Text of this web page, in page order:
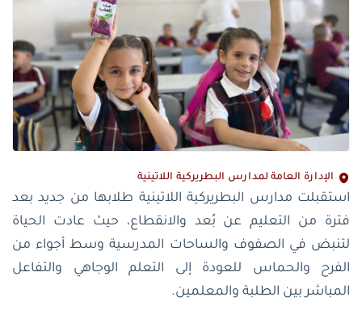
الإدارة العامة لمدارس البطريركية اللاتينية
استقبلت مدارس البطريركية اللاتينية طلابها من جديد بعد
فترة من التعليم عن بُعد والانقطاع، حيث عادت الحياة
لتنبض في الصفوف والساحات المدرسية وسط أجواء من
الفرح والحماس للعودة إلى التعلم الوجاهي والتفاعل
المباشر بين الطلبة والمعلمين.